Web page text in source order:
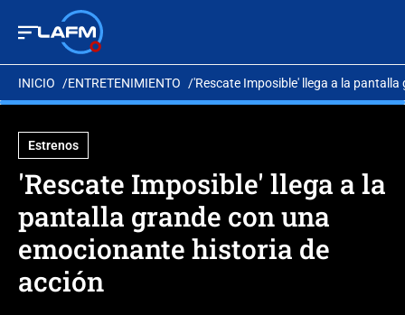
INICIO ENTRETENIMIENTO 'Rescate Imposible' llega a la
Estrenos
'Rescate Imposible' llega a la
pantalla grande con una
emocionante historia de
acción